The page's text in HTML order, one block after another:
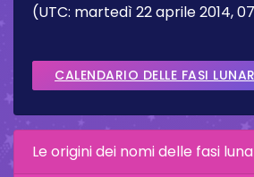
(UTC: martedì 22 aprile 2014,
CALENDARIO DELLE FASI
Le origini dei nomi delle fasi